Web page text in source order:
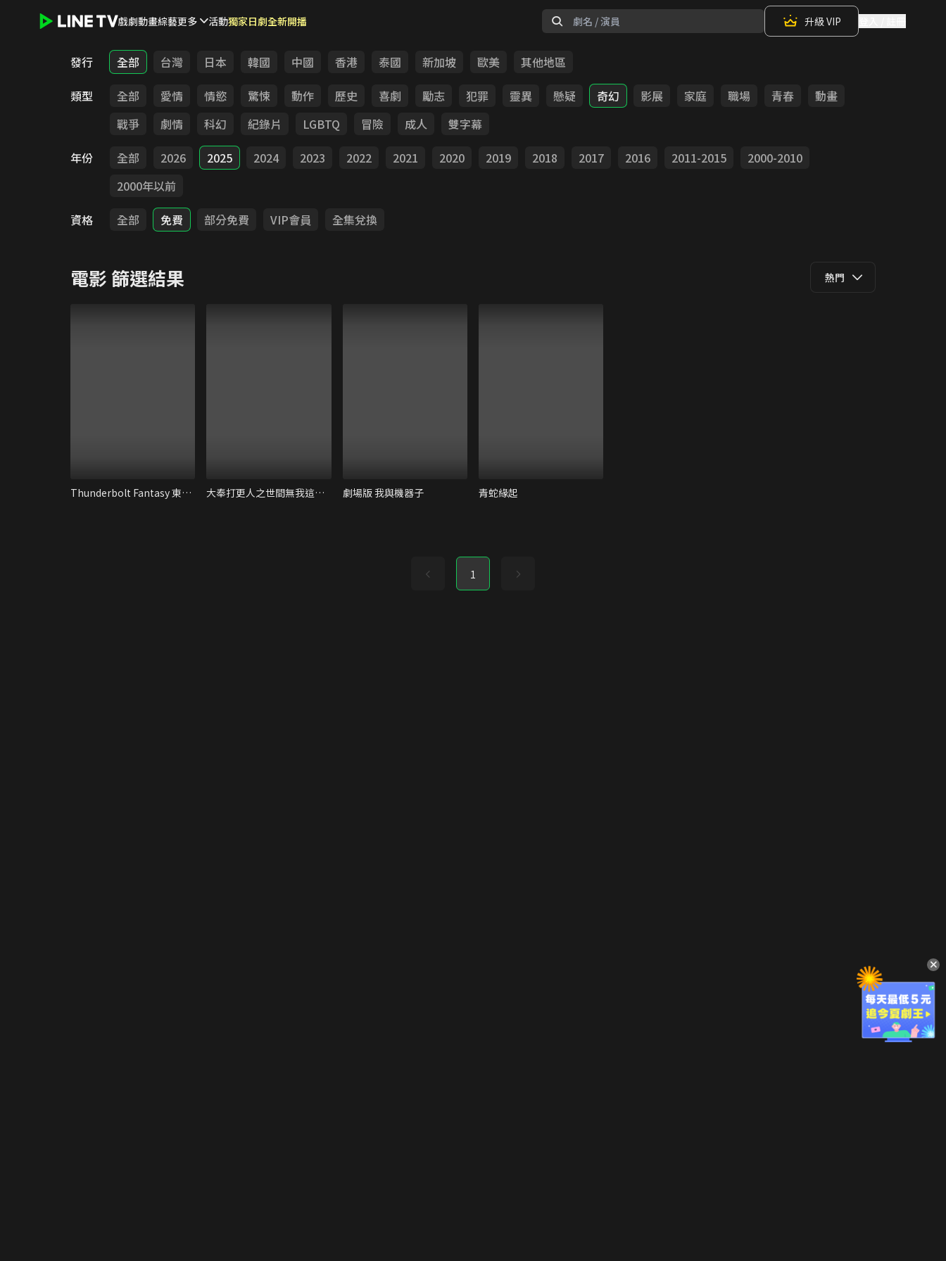
戲劇動畫綜藝更多 活動獨家日劇全新開播 升級 VIP
發行 全部 台灣 日本 韓國 中國 香港 泰國 新加坡 歐美
其他地區
類型
全部 愛情 情慾 驚悚 動作 歷史 喜劇 勵志 犯罪 靈異 懸疑 奇幻 影展 家庭 職場 青春
動畫
戰爭
劇情 科幻 紀錄片 LGBTQ 冒險 成人
雙字幕
年份
全部 2026 2025 2024 2023 2022 2021 2020 2019 2018 2017 2016 2011-2015
2000-2010
2000年以前
資格
全部 免費 部分免費 VIP會員 全集兌換
電影 篩選結果 熱門
Thunderbolt Fantasy 東離劍遊紀 最終章 大奉打更人之世間無我這般人 劇場版 我與機器子 青蛇緣起
1